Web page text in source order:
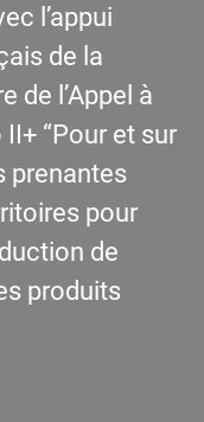
l’appui
de la
de l’Appel à
“Pour et sur
prenantes
pour
de
produits